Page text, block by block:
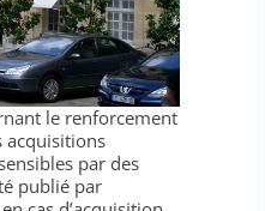
le renforcement
acquisitions
par des
publié par